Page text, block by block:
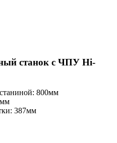
станок с ЧПУ Hi-
800мм
387мм